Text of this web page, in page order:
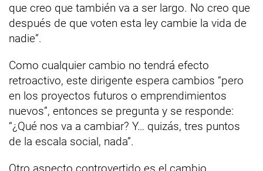
que creo que también va a ser largo. No creo que
después de que voten esta ley cambie la vida de
nadie”.
Como cualquier cambio no tendrá efecto
retroactivo, este dirigente espera cambios “pero
en los proyectos futuros o emprendimientos
nuevos”, entonces se pregunta y se responde:
“¿Qué nos va a cambiar? Y… quizás, tres puntos
de la escala social, nada”.